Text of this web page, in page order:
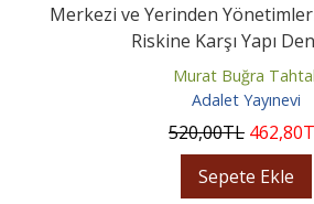
Merkezi ve Yerinden
Riskine Karşı Yapı
Murat Buğra
Adalet Yayınevi
520,00TL 462,80
Sepete Ekle